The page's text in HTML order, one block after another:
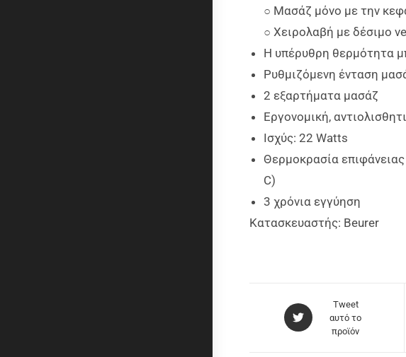
○ Μασάζ μόνο με την
○ Χειρολαβή με δέσιμο
Η υπέρυθρη θερμότητα
Ρυθμιζόμενη ένταση
2 εξαρτήματα μασάζ
Εργονομική,
Ισχύς: 22 Watts
Θερμοκρασία
C)
3 χρόνια εγγύηση
Κατασκευαστής: Beurer
Tweet
αυτό το
προϊόν